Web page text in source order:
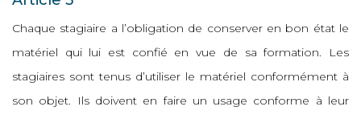
Chaque stagiaire a l’obligation de conserver en bon état le
matériel qui lui est confié en vue de sa formation. Les
stagiaires sont tenus d’utiliser le matériel conformément à
son objet. Ils doivent en faire un usage conforme à leur